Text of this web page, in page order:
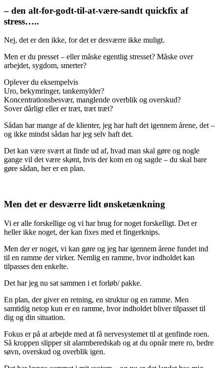
– den alt-for-godt-til-at-være-sandt quickfix af
stress…..
Nej, det er den ikke, for det er desværre ikke muligt.
Men er du presset – eller måske egentlig stresset? Måske over
arbejdet, sygdom, smerter?
Oplever du eksempelvis
Uro, bekymringer, tankemylder?
Koncentrationsbesvær, manglende overblik og overskud?
Sover dårligt eller er træt, træt træt?
Sådan har mange af de klienter, jeg har haft det igennem årene, det –
og ikke mindst sådan har jeg selv haft det.
Det kan være svært at finde ud af, hvad man skal gøre og nogle
gange vil det være skønt, hvis der kom en og sagde – du skal bare
gøre sådan, her er en plan.
Men det er desværre lidt ønsketænkning
Vi er alle forskellige og vi har brug for noget forskelligt. Det er
heller ikke noget, der kan fixes med et fingerknips.
Men der er noget, vi kan gøre og jeg har igennem årene fundet ind
til en ramme der virker. Nemlig en ramme, hvor indholdet kan
tilpasses den enkelte.
Det har jeg nu sat sammen i et forløb/ pakke.
En plan, der giver en retning, en struktur og en ramme. Men
samtidig netop kun er en ramme, hvor indholdet bliver tilpasset til
dig og din situation.
Fokus er på at arbejde med at få nervesystemet til at genfinde roen.
Så kroppen slipper sit alarmberedskab og at du opnår mere ro, bedre
søvn, overskud og overblik igen.